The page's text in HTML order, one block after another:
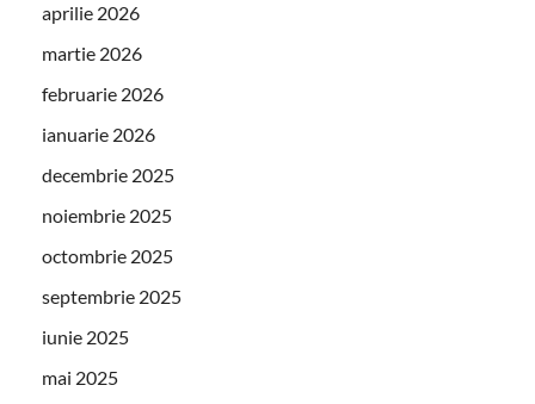
aprilie 2026
martie 2026
februarie 2026
ianuarie 2026
decembrie 2025
noiembrie 2025
octombrie 2025
septembrie 2025
iunie 2025
mai 2025